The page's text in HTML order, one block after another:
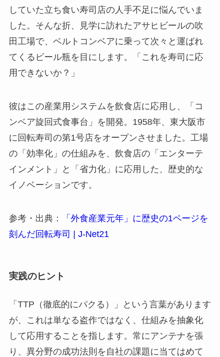
していた立ち食い寿司店の人手不足に悩んでいま
した。そんな折、見学に訪れたアサヒビールの吹
田工場で、ベルトコンベアに乗って次々と運ばれ
てくるビール瓶を目にします。「これを寿司に応
用できないか？」
彼はこの産業用システムを飲食店に応用し、「コ
ンベア旋回式食事台」を開発。1958年、東大阪市
に回転寿司の第1号店をオープンさせました。工場
の「効率化」の仕組みを、飲食店の「エンターテ
インメント」と「省力化」に応用した、歴史的な
イノベーションです。
参考・出典：
「外食産業元年」に歴史の1ページを
刻んだ回転寿司 | J-Net21
実践のヒント
「TTP（徹底的にパクる）」という言葉があります
が、これは単なる盗作ではなく、仕組みを抽象化
して応用することを指します。常にアンテナを張
り、異分野の成功法則を自社の課題に当てはめて